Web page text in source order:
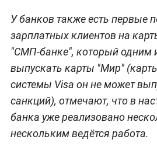
У банков также есть первые
зарплатных клиентов на
"СМП-банке", который одним
выпускать карты "Мир"
системы Visa он не может
санкций), отмечают, чтов
банка уже реализовано
нескольким ведётся работа.